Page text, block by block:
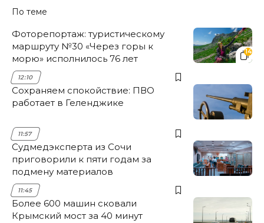
По теме
14
Фоторепортаж: туристическому
маршруту №30 «Через горы к
морю» исполнилось 76 лет
12:10
Сохраняем спокойствие: ПВО
работает в Геленджике
11:57
Судмедэксперта из Сочи
приговорили к пяти годам за
подмену материалов
11:45
Более 600 машин сковали
Крымский мост за 40 минут